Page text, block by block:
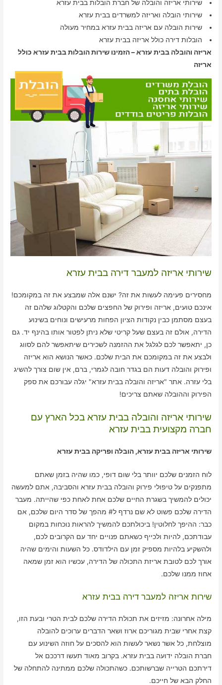
שירותי אריזה והובלה של חברת הובלות בבית עזרא
שירותי הובלה ואריזה למשרדים בבית עזרא
שירות הובלה עם אריזה בבית עזרא במחיר מעולה
הובלות דירה כולל אריזה בבית עזרא
אריזה והובלה בבית עזרא – הזמינו שירות הובלות בבית עזרא כולל
אריזה
שירותי אריזה למעבר דירה בבית עזרא
מחסירים פעימה לעשות את זה? ישנם אלה שמבצע את זה במקומכם!
אינכם טועים, אריזה ופירוק של החפצים שלכם והקטלוג שלהם זה
בעצם מסתמן כבין נקודות הציון הפחות מרעישים ונוחים בשינוע
הדירה, אולם זה בעצם שעל קריטי שלא ניתן לפטור אותו בהינף יד. גם
כן, יתאפשר לכם לגלגל את ההזמנה לשכירים שיתאפשר להם לסווג
ולבצע את זה במקומכם את הבית שלכם. כאשר הנושא הוא אריזה
ופירוק והובלה דעות הם בגדר חובה לגמרי, ברם, אין שום צורך להשיג
בלי עזרה. אתר "אריזה והובלה בבית עזרא" יגלה עבורכם את ספק
הפירוק וההובלה שאתם צריכים!
שירותי אריזה והובלה בבית עזרא בכל הארץ עם
חברה מקצועית בבית עזרא
שירותי אריזה בבית עזרא, הובלה ופריקה בבית עזרא
לוח הזמנים שלכם יוותר בלי שום דופי, כמו שהיה בזמן שאתם
מתפנקים על טיפולי פירוק והובלה בבית עזרא והסביבה, אתם למעשה
יכולים להמשיך בשגרת החיים שלכם אחת לאחת כפי שהייתה. מעבר
הדירה שלכם פשוט לא שם נרדף ל# מהפך של סדר היום שלכם, אם
כבר: ההיפך לחלוטין! ביכולתכם להמשיך להראות נוכחות במקום
עבודתכם, להיות ולכייף כשאתם פנויים יחד עם הקרובים לכם,
ולהשקיע בלהיות מספיק זמן עם הילדודס. כל השעות והימים שהיה
אורך לכם לטובת אריזת התכולה של הדירה, עכשיו הוא זמן שמאה
אחוז ממנו שלכם.
שירות אריזה למעבר דירה בבית עזרא
מילה אחרונה: מזיזים את תכולת הדירה שלכם לבית הטרי ובעת הזו,
קצת אחרי שבית מגוריכם ארוז ושאר הדברים ערוכים להובלה
מוצלחת, כל אשר נשאר לעשות הוא להסכים על חוזה השינוע עם
חברת הובלה ידועה בבית עזרא. בקרוב מאוד תעשו דרככם אל
דירתכם הטרייה שברשותכם. כשהתכולה שלכם ממתינה להתחלה של
החלק הבא של חייכם.